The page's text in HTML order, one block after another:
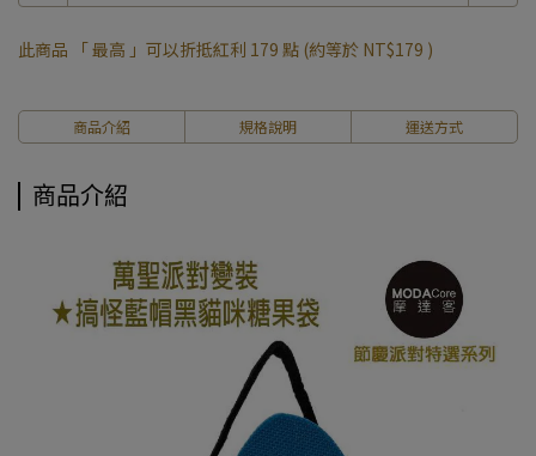
此商品 「 最高 」可以折抵紅利 179 點 (約等於 NT$179 )
商品介紹 規格說明 運送方式
商品介紹